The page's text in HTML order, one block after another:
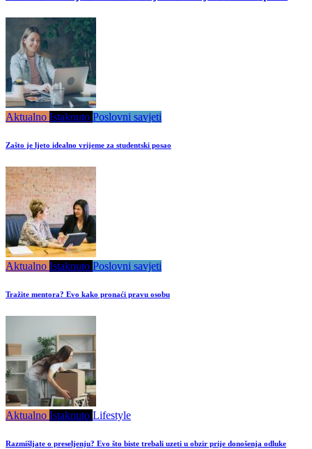
Aktualno Istaknuto Poslovni savjeti
Zašto je ljeto idealno vrijeme za studentski posao
Aktualno Istaknuto Poslovni savjeti
Tražite mentora? Evo kako pronaći pravu osobu
Aktualno Istaknuto Lifestyle
Razmišljate o preseljenju? Evo što biste trebali uzeti u obzir prije donošenja odluke